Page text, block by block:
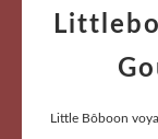
Little Bôboon